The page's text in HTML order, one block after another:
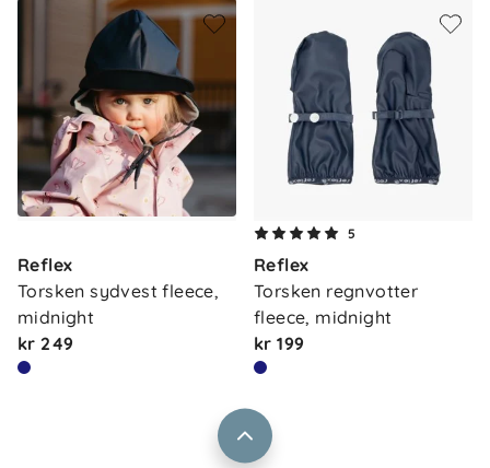
Reflex
Torsken sydvest fleece,
midnight
kr 249
5
Reflex
Torsken regnvotter
fleece, midnight
kr 199
Våre butikker
Vårt samfunnsansvar
Jobbe i Barnas Hus
Frakt og levering
Retur og reklamasjon